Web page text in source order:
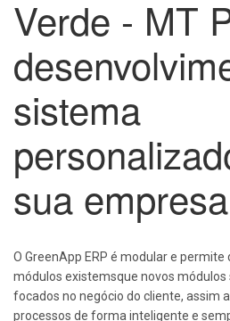
Verde - MT
sistema
sua
O GreenApp ERP é modular e
módulos existemsque novos módulos
focados no negócio do cliente, assim
processos de forma inteligente e